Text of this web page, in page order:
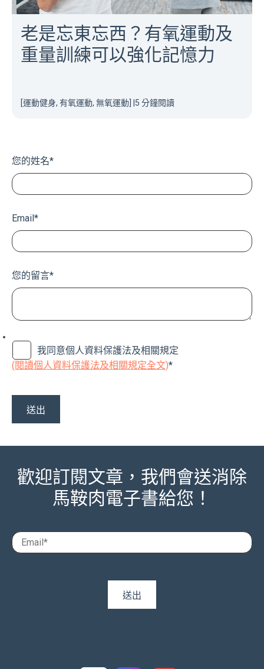
老是忘東忘西？有氧運動及
重量訓練可以強化記憶力
[運動健身, 有氧運動, 無氧運動] 5 分鐘閱讀
您的姓名*
Email*
您的留言*
我同意個人資料保護法及相關規定
(閱讀個人資料保護法及相關規定全文)*
歡迎訂閱文章，我們會送消除
馬鞍肉電子書給您！